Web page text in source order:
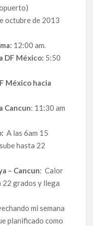
octubre de 2013
12:00 am.
DF México: 5:50
México hacia
Cancun: 11:30 am
A las 6am 15
hasta 22
– Cancun: Calor
22 grados y llega
mi semana
planificado como